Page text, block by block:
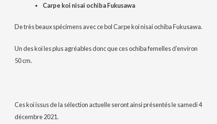
Carpe koi nisai ochiba Fukusawa
De très beaux spécimens avec ce bol Carpe koi nisai ochiba Fukusawa.
Un des koi les plus agréables donc que ces ochiba femelles d’environ
50 cm.
Ces koi issus de la sélection actuelle seront ainsi présentés le samedi 4
décembre 2021.